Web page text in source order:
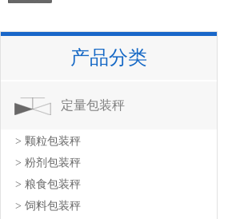
产品分类
定量包装秤
> 颗粒包装秤
> 粉剂包装秤
> 粮食包装秤
> 饲料包装秤